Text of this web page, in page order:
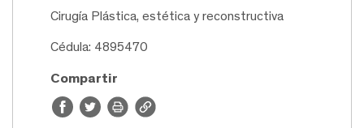
Cirugía Plástica, estética y reconstructiva
Cédula: 4895470
Compartir